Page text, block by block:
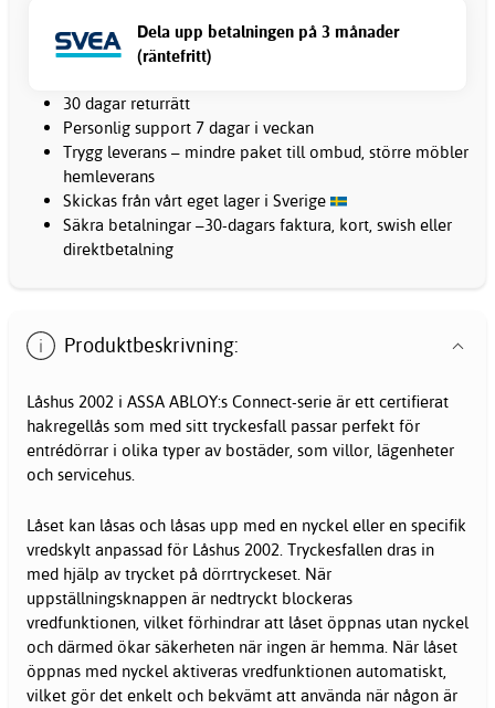
Dela upp betalningen på 3 månader
(räntefritt)
30 dagar returrätt
Personlig support 7 dagar i veckan
Trygg leverans – mindre paket till ombud, större möbler
hemleverans
Skickas från vårt eget lager i Sverige
Säkra betalningar –30-dagars faktura, kort, swish eller
direktbetalning
Produktbeskrivning:
Låshus 2002 i ASSA ABLOY:s Connect-serie är ett certifierat
hakregellås som med sitt tryckesfall passar perfekt för
entrédörrar i olika typer av bostäder, som villor, lägenheter
och servicehus.
Låset kan låsas och låsas upp med en nyckel eller en specifik
vredskylt anpassad för Låshus 2002. Tryckesfallen dras in
med hjälp av trycket på dörrtryckeset. När
uppställningsknappen är nedtryckt blockeras
vredfunktionen, vilket förhindrar att låset öppnas utan nyckel
och därmed ökar säkerheten när ingen är hemma. När låset
öppnas med nyckel aktiveras vredfunktionen automatiskt,
vilket gör det enkelt och bekvämt att använda när någon är